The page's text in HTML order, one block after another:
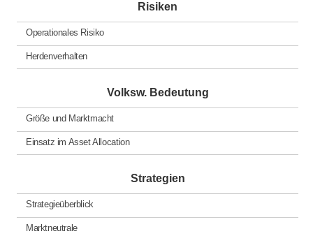
Risiken
Operationales Risiko
Herdenverhalten
Volksw. Bedeutung
Größe und Marktmacht
Einsatz im Asset Allocation
Strategien
Strategieüberblick
Marktneutrale